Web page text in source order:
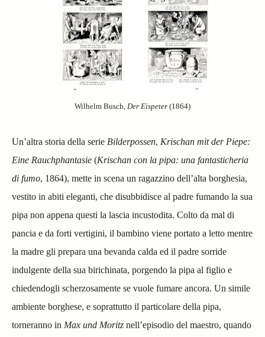
Wilhelm Busch, Der Eispeter (1864)
Un’altra storia della serie Bilderpossen, Krischan mit der Piepe:
Eine Rauchphantasie (Krischan con la pipa: una fantasticheria
di fumo, 1864), mette in scena un ragazzino dell’alta borghesia,
vestito in abiti eleganti, che disubbidisce al padre fumando la sua
pipa non appena questi la lascia incustodita. Colto da mal di
pancia e da forti vertigini, il bambino viene portato a letto mentre
la madre gli prepara una bevanda calda ed il padre sorride
indulgente della sua birichinata, porgendo la pipa al figlio e
chiedendogli scherzosamente se vuole fumare ancora. Un simile
ambiente borghese, e soprattutto il particolare della pipa,
torneranno in Max und Moritz nell’episodio del maestro, quando